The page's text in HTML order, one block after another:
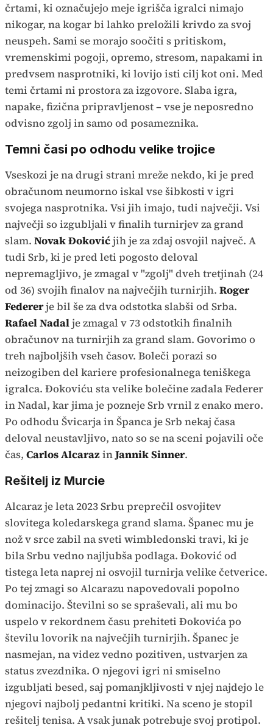
črtami, ki označujejo meje igrišča igralci nimajo
nikogar, na kogar bi lahko preložili krivdo za svoj
neuspeh. Sami se morajo soočiti s pritiskom,
vremenskimi pogoji, opremo, stresom, napakami in
predvsem nasprotniki, ki lovijo isti cilj kot oni. Med
temi črtami ni prostora za izgovore. Slaba igra,
napake, fizična pripravljenost – vse je neposredno
odvisno zgolj in samo od posameznika.
Temni časi po odhodu velike trojice
Vseskozi je na drugi strani mreže nekdo, ki je pred
obračunom neumorno iskal vse šibkosti v igri
svojega nasprotnika. Vsi jih imajo, tudi največji. Vsi
največji so izgubljali v finalih turnirjev za grand
slam. Novak Đokovićjih je za zdaj osvojil največ. A
tudi Srb, ki je pred leti pogosto deloval
nepremagljivo, je zmagal v "zgolj" dveh tretjinah (24
od 36) svojih finalov na največjih turnirjih. Roger
Federerje bil še za dva odstotka slabši od Srba.
Rafael Nadalje zmagal v 73 odstotkih finalnih
obračunov na turnirjih za grand slam. Govorimo o
treh najboljših vseh časov. Boleči porazi so
neizogiben del kariere profesionalnega teniškega
igralca. Đokoviću sta velike bolečine zadala Federer
in Nadal, kar jima je pozneje Srb vrnil z enako mero.
Po odhodu Švicarja in Španca je Srb nekaj časa
deloval neustavljivo, nato so se na sceni pojavili oče
čas, Carlos AlcarazinJannik Sinner.
Rešitelj iz Murcie
Alcaraz je leta 2023 Srbu preprečil osvojitev
slovitega koledarskega grand slama. Španec mu je
nož v srce zabil na sveti wimbledonski travi, ki je
bila Srbu vedno najljubša podlaga. Đoković od
tistega leta naprej ni osvojil turnirja velike četverice.
Po tej zmagi so Alcarazu napovedovali popolno
dominacijo. Številni so se spraševali, ali mu bo
uspelo v rekordnem času prehiteti Đokovića po
številu lovorik na največjih turnirjih. Španec je
nasmejan, na videz vedno pozitiven, ustvarjen za
status zvezdnika. O njegovi igri ni smiselno
izgubljati besed, saj pomanjkljivosti v njej najdejo le
njegovi najbolj pedantni kritiki. Na sceno je stopil
rešitelj tenisa. A vsak junak potrebuje svoj protipol.